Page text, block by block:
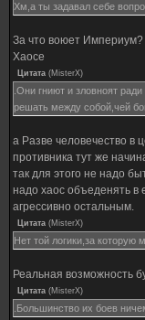
Хм,а ты задавал себе
За что воюет
Хаосе
Цитата (MisterX)
.Они гниют и зловноят
решать между собой,чей
а Разве человечество в
противника тут же
так для этого не надо
надо хаос объеденять в
агрессивно остальным.
Цитата (MisterX)
Нет той логики,за которую
Реальная возможность
Цитата (MisterX)
.Большинство их боев